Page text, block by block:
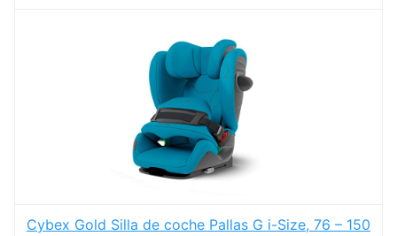
Cybex Gold Silla de coche Pallas G i-Size, 76 – 150